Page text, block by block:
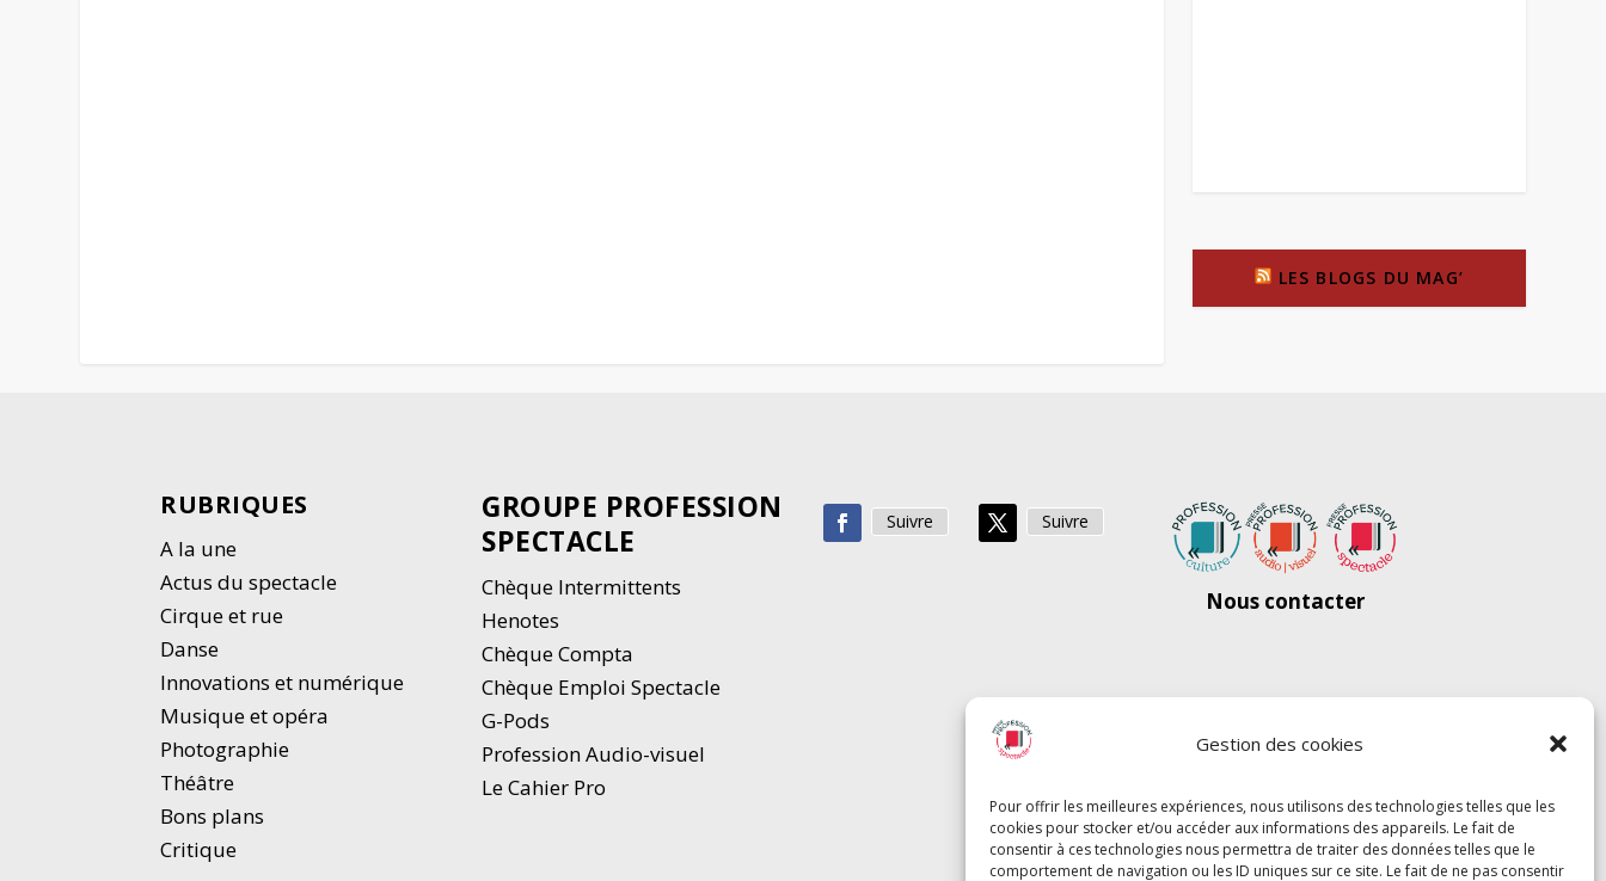
Gestion des cookies
Pour offrir les meilleures expériences, nous utilisons des technologies telles que les
cookies pour stocker et/ou accéder aux informations des appareils. Le fait de
consentir à ces technologies nous permettra de traiter des données telles que le
comportement de navigation ou les ID uniques sur ce site. Le fait de ne pas consentir
LES BLOGS DU MAG’
RUBRIQUES
A la une
Actus du spectacle
Cirque et rue
Danse
Innovations et numérique
Musique et opéra
Photographie
Théâtre
Bons plans
Critique
GROUPE PROFESSION
SPECTACLE
Chèque Intermittents
Henotes
Chèque Compta
Chèque Emploi Spectacle
G-Pods
Profession Audio-visuel
Le Cahier Pro
Suivre Suivre
Nous contacter